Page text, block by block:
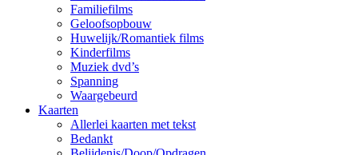
Familiefilms
Geloofsopbouw
Huwelijk/Romantiek films
Kinderfilms
Muziek dvd’s
Spanning
Waargebeurd
Kaarten
Allerlei kaarten met tekst
Bedankt